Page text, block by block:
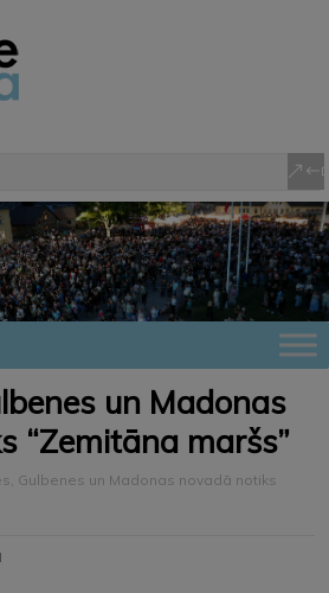
un Madonas
“Zemitāna maršs”
Gulbenes un Madonas novadā notiks